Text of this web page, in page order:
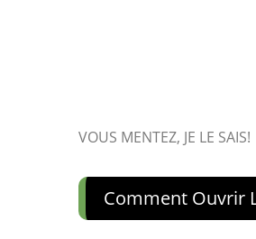
VOUS MENTEZ, JE LE SAIS!
Comment Ouvrir